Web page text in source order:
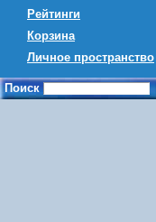
Рейтинги
Корзина
Личное пространство
Поиск